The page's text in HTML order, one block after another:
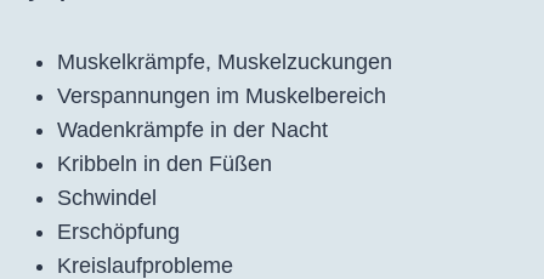
Muskelkrämpfe, Muskelzuckungen
Verspannungen im Muskelbereich
Wadenkrämpfe in der Nacht
Kribbeln in den Füßen
Schwindel
Erschöpfung
Kreislaufprobleme